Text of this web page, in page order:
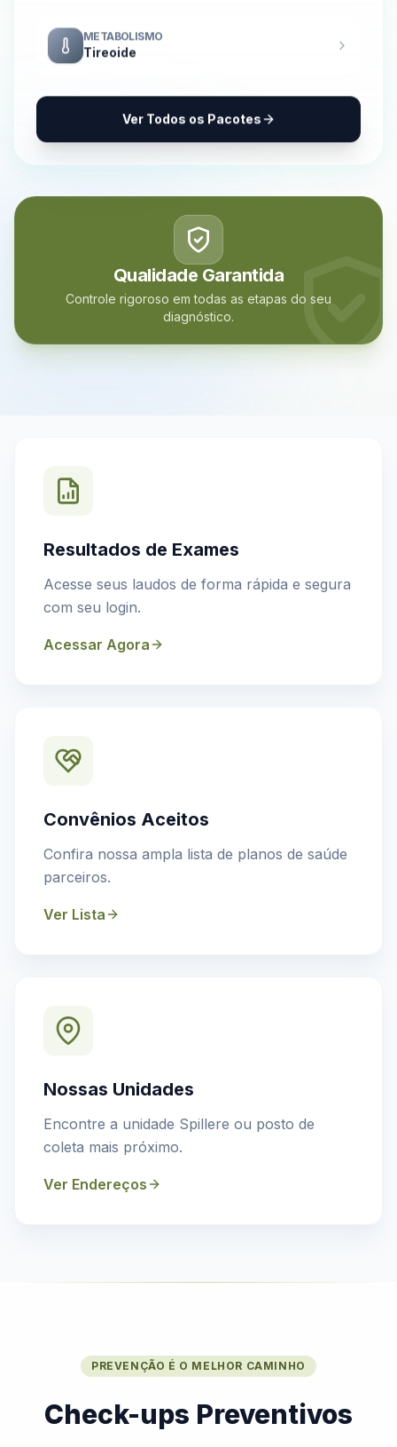
METABOLISMO
Tireoide
Ver Todos os Pacotes
Qualidade Garantida
Controle rigoroso em todas as etapas do seu
diagnóstico.
Resultados de Exames
Acesse seus laudos de forma rápida e segura
com seu login.
Acessar Agora
Convênios Aceitos
Confira nossa ampla lista de planos de saúde
parceiros.
Ver Lista
Nossas Unidades
Encontre a unidade Spillere ou posto de
coleta mais próximo.
Ver Endereços
PREVENÇÃO É O MELHOR CAMINHO
Check-ups Preventivos